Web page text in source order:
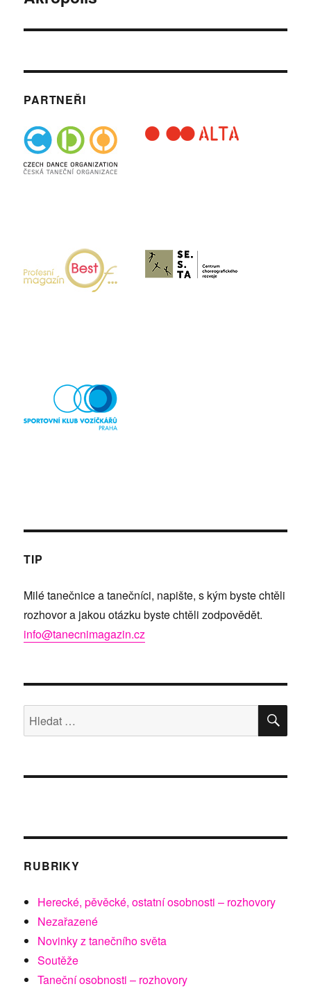
PARTNEŘI
TIP
Milé tanečnice a tanečníci, napište, s kým byste chtěli
rozhovor a jakou otázku byste chtěli zodpovědět.
info@tanecnimagazin.cz
Hledat:
RUBRIKY
Herecké, pěvěcké, ostatní osobnosti – rozhovory
Nezařazené
Novinky z tanečního světa
Soutěže
Taneční osobnosti – rozhovory